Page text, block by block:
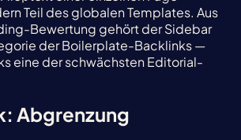
Teil des globalen Templates. Aus
Bewertung gehört der Sidebar
der Boilerplate-Backlinks —
eine der schwächsten Editorial-
Abgrenzung